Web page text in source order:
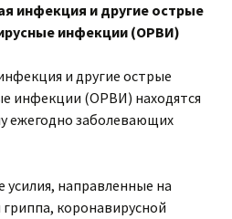
инфекция и другие острые
инфекции (ОРВИ)
и другие острые
инфекции (ОРВИ) находятся
ежегодно заболевающих
направленные на
коронавирусной